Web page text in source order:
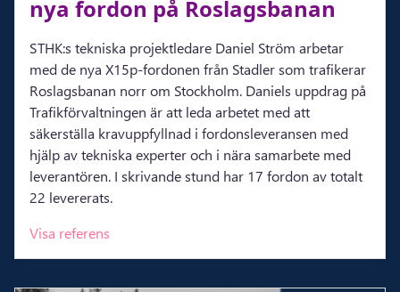
nya for­don på Roslags­ba­nan
STHK:s tekniska projektledare Daniel Ström arbetar
med de nya X15p-fordonen från Stadler som trafikerar
Roslagsbanan norr om Stockholm. Daniels uppdrag på
Trafikförvaltningen är att leda arbetet med att
säkerställa kravuppfyllnad i fordonsleveransen med
hjälp av tekniska experter och i nära samarbete med
leverantören. I skrivande stund har 17 fordon av totalt
22 levererats.
Visa referens